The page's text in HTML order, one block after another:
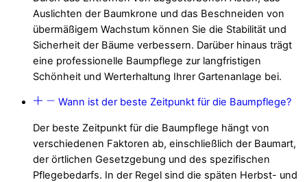
Auslichten der Baumkrone und das Beschneiden von
übermäßigem Wachstum können Sie die Stabilität und
Sicherheit der Bäume verbessern. Darüber hinaus trägt
eine professionelle Baumpflege zur langfristigen
Schönheit und Werterhaltung Ihrer Gartenanlage bei.
Wann ist der beste Zeitpunkt für die Baumpflege?
Der beste Zeitpunkt für die Baumpflege hängt von
verschiedenen Faktoren ab, einschließlich der Baumart,
der örtlichen Gesetzgebung und des spezifischen
Pflegebedarfs. In der Regel sind die späten Herbst- und